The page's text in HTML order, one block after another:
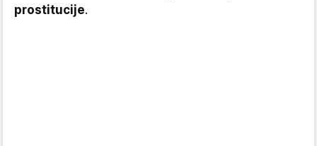
prostitucije.